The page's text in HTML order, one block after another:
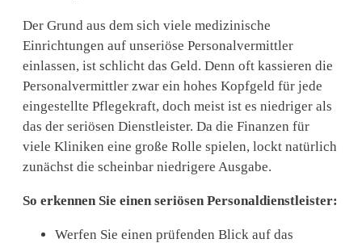
Der Grund aus dem sich viele medizinische
Einrichtungen auf unseriöse Personalvermittler
einlassen, ist schlicht das Geld. Denn oft kassieren die
Personalvermittler zwar ein hohes Kopfgeld für jede
eingestellte Pflegekraft, doch meist ist es niedriger als
das der seriösen Dienstleister. Da die Finanzen für
viele Kliniken eine große Rolle spielen, lockt natürlich
zunächst die scheinbar niedrigere Ausgabe.
So erkennen Sie einen seriösen Personaldienstleister:
Werfen Sie einen prüfenden Blick auf das